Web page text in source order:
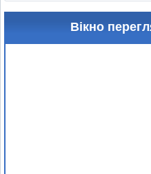
Вікно